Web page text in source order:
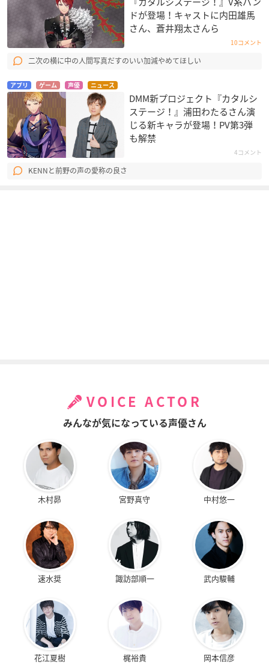
ドが登場！キャストに内田雄馬
さん、蒼井翔太さんら
10コメント
二次の横に中の人間写真だすのいい加減やめてほしい
アプリ ゲーム 声優 ニュース
DMM新プロジェクト『カタルシ
ステージ！』浦田わたるさん演
じる新キャラが登場！PV第3弾
も解禁
4コメント
KENNと前野の声の愛称の良さ
VOICE ACTOR
みんなが気になっている声優さん
木村昴 宮野真守 中村悠一
速水奨 諏訪部順一 武内駿輔
花江夏樹 梶裕貴 岡本信彦